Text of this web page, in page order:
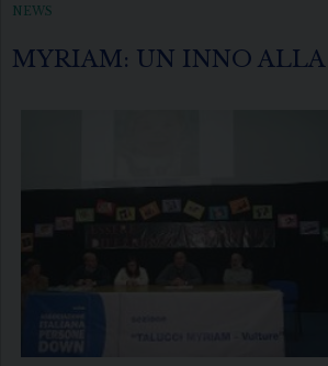
NEWS
MYRIAM: UN INNO